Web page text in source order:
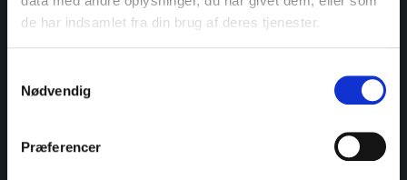
de har indsamlet fra din brug af deres tjenester.
Nødvendig
Præferencer